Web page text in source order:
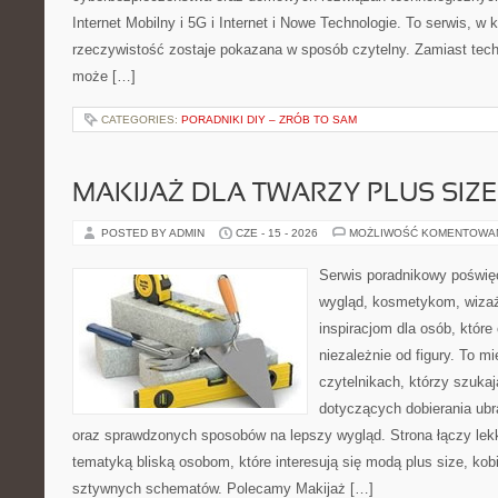
Internet Mobilny i 5G i Internet i Nowe Technologie. To serwis, w
rzeczywistość zostaje pokazana w sposób czytelny. Zamiast
może […]
CATEGORIES: PORADNIKI DIY – ZRÓB TO SAM
MAKIJAŻ DLA TWARZY PLUS SIZE
POSTED BY ADMIN CZE - 15 - 2026 MOŻLIWOŚĆ
Serwis poradnikowy
wygląd, kosmetykom,
inspiracjom dla osób,
niezależnie od figury. To
czytelnikach, którzy
dotyczących dobierania
oraz sprawdzonych sposobów na lepszy wygląd. Strona łączy
tematyką bliską osobom, które interesują się modą plus size,
sztywnych schematów. Polecamy Makijaż […]